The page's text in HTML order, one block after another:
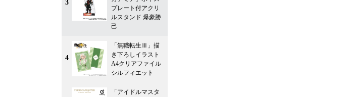
3
プレート付アクリ
ルスタンド 爆豪勝
己
4
「無職転生Ⅲ」描
き下ろしイラスト
A4クリアファイル
シルフィエット
「アイドルマスタ